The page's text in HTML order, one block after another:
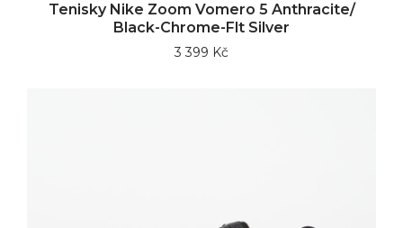
Tenisky Nike Zoom Vomero 5 Anthracite/
Black-Chrome-Flt Silver
3 399 Kč